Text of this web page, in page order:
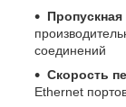
соединений
Скорость
Ethernet